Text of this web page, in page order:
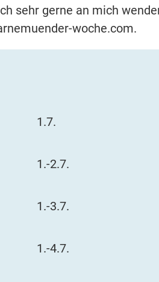
sehr gerne an mich
woche.com.
1.7.
1.-2.7.
1.-3.7.
1.-4.7.